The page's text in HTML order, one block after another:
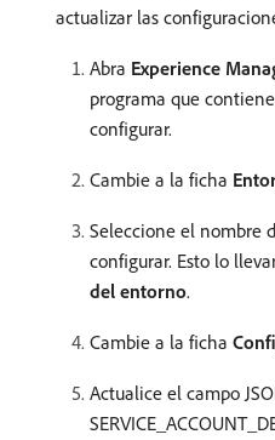
actualizar las
Abra Experience
programa que
configurar.
Cambie a la ficha
Seleccione el nombre
configurar. Esto lo
del entorno.
Cambie a la ficha
Actualice el campo